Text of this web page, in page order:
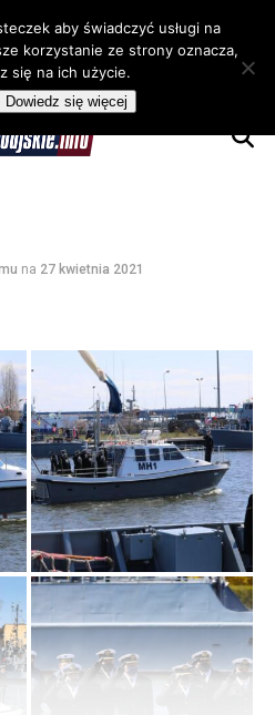
na 27 kwietnia 2021
aby świadczyć usługi na
korzystanie ze strony oznacza,
się na ich użycie.
Dowiedz się więcej